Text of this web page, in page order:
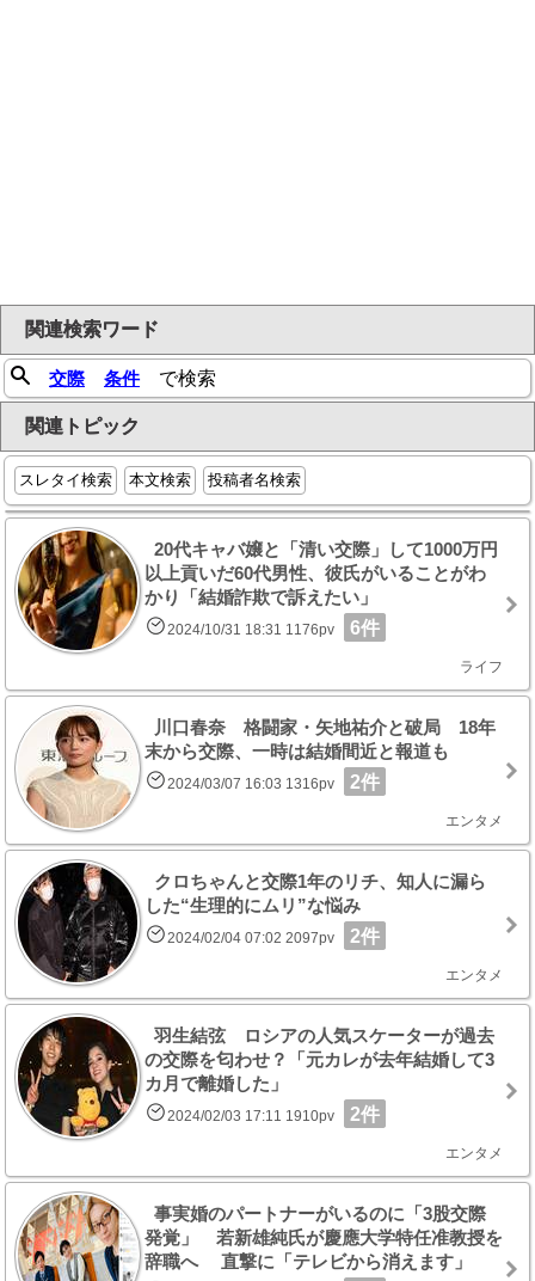
関連検索ワード
交際 条件で検索
関連トピック
スレタイ検索 本文検索 投稿者名検索
20代キャバ嬢と「清い交際」して1000万円
以上貢いだ60代男性、彼氏がいることがわ
かり「結婚詐欺で訴えたい」
2024/10/31 18:31 1176pv 6件
ライフ
川口春奈 格闘家・矢地祐介と破局 18年
末から交際、一時は結婚間近と報道も
2024/03/07 16:03 1316pv 2件
エンタメ
クロちゃんと交際1年のリチ、知人に漏ら
した“生理的にムリ”な悩み
2024/02/04 07:02 2097pv 2件
エンタメ
羽生結弦 ロシアの人気スケーターが過去
の交際を匂わせ？「元カレが去年結婚して3
カ月で離婚した」
2024/02/03 17:11 1910pv 2件
エンタメ
事実婚のパートナーがいるのに「3股交際
発覚」 若新雄純氏が慶應大学特任准教授を
辞職へ 直撃に「テレビから消えます」